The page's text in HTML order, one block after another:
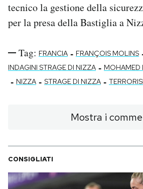
tecnico la gestione della
per la presa della Bastiglia a
Tag: FRANCIA - FRANÇOIS MOLINS
INDAGINI STRAGE DI NIZZA - MOHAMED
- NIZZA - STRAGE DI NIZZA -
Mostra i
CONSIGLIATI